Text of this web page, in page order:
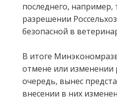
последнего, например,
разрешении
безопасной в
В итоге
отмене или
очередь, вынес
внесении в них